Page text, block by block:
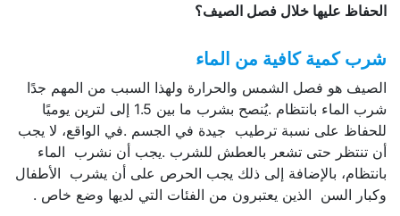
الحفاظ عليها خلال فصل الصيف؟
شرب كمية كافية من الماء
الصيف هو فصل الشمس والحرارة ولهذا السبب من المهم جدًا
شرب الماء بانتظام .يُنصح بشرب ما بين 1.5 إلى لترين يوميًا
للحفاظ على نسبة ترطيب جيدة في الجسم .في الواقع، لا يجب
أن تنتظر حتى تشعر بالعطش للشرب .يجب أن نشرب الماء
بانتظام، بالإضافة إلى ذلك يجب الحرص على أن يشرب الأطفال
وكبار السن الذين يعتبرون من الفئات التي لديها وضع خاص .